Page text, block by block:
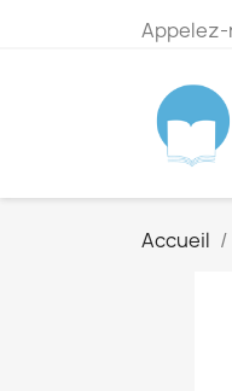
Appelez-
Accueil